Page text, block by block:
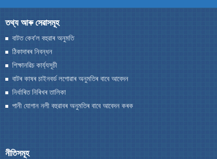
তথ্য আৰু সেৱাসমূহ
বাটত কেব’ল বহুৱাৰ অনুমতি
ঠিকাদাৰৰ নিবন্ধন
শিক্ষানৱিচ কাৰ্য্যসূচী
বাটৰ কাষৰ চাইনবৰ্ড লগোৱাৰ অনুমতিৰ বাবে আবেদন
নিৰ্ধাৰিত নিৰিখৰ তালিকা
পানী যোগান নলী বহুৱাবৰ অনুমতিৰ বাবে আবেদন কৰক
নীতিসমূহ